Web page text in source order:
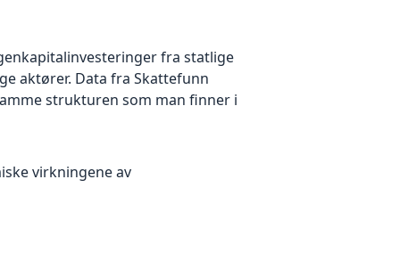
fra statlige
aktører. Data fra Skattefunn
strukturen som man finner i
virkningene av